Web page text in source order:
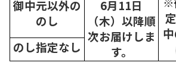
御中元以外の
のし
6月11日
（木）以降順
次お届けしま
す。
のし指定なし